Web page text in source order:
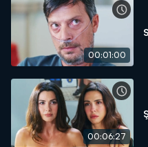
00:01:00
00:06:27